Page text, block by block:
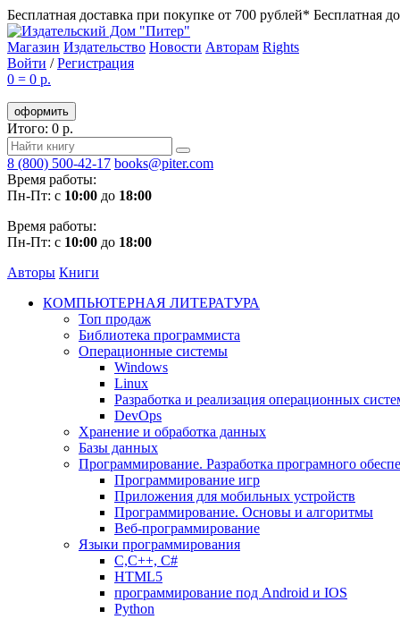
Бесплатная доставка при покупке от 700 рублей* Бесплатная
Магазин Издательство Новости Авторам Rights
Войти /Регистрация
0 = 0 р.
оформить
Итого: 0 р.
8 (800) 500-42-17 books@piter.com
Время работы:
Пн-Пт: с 10:00 до 18:00
Время работы:
Пн-Пт: с 10:00 до 18:00
Авторы Книги
КОМПЬЮТЕРНАЯ ЛИТЕРАТУРА
Топ продаж
Библиотека программиста
Операционные системы
Windows
Linux
Разработка и реализация операционных
DevOps
Хранение и обработка данных
Базы данных
Программирование. Разработка програмного
Программирование игр
Приложения для мобильных устройств
Программирование. Основы и алгоритмы
Веб-программирование
Языки программирования
С,С++, С#
HTML5
программирование под Android и IOS
Python